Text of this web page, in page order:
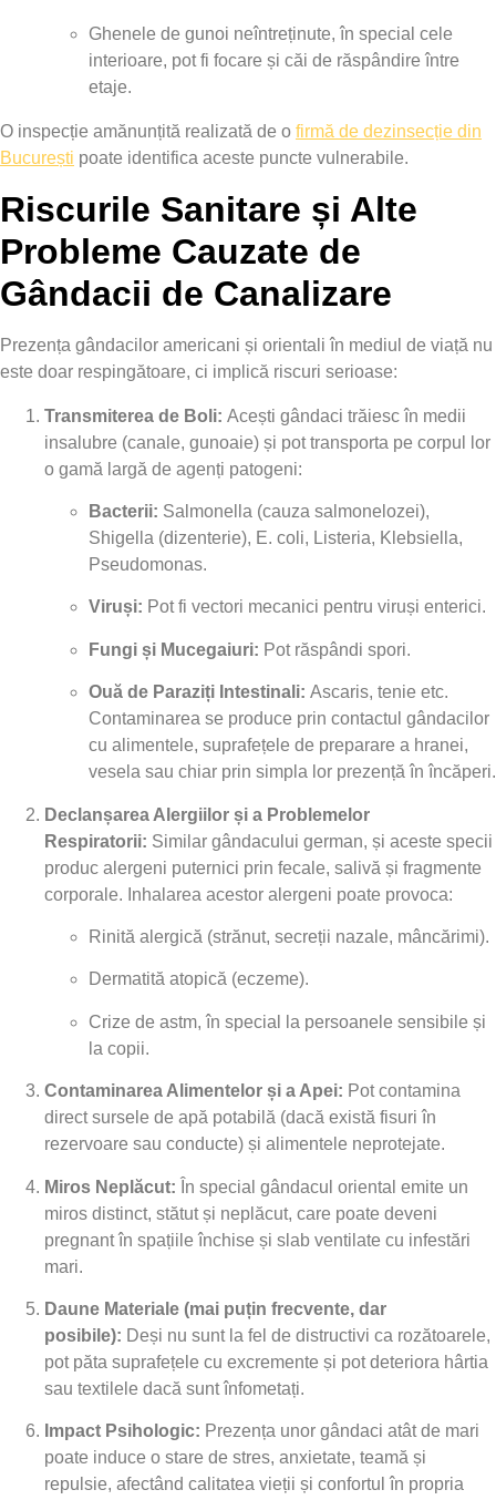
Ghenele de gunoi neîntreținute, în special cele
interioare, pot fi focare și căi de răspândire între
etaje.
O inspecție amănunțită realizată de o firmă de dezinsecție din
București poate identifica aceste puncte vulnerabile.
Riscurile Sanitare și Alte
Probleme Cauzate de
Gândacii de Canalizare
Prezența gândacilor americani și orientali în mediul de viață nu
este doar respingătoare, ci implică riscuri serioase:
Transmiterea de Boli: Acești gândaci trăiesc în medii
insalubre (canale, gunoaie) și pot transporta pe corpul lor
o gamă largă de agenți patogeni:
Bacterii: Salmonella (cauza salmonelozei),
Shigella (dizenterie), E. coli, Listeria, Klebsiella,
Pseudomonas.
Viruși: Pot fi vectori mecanici pentru viruși enterici.
Fungi și Mucegaiuri: Pot răspândi spori.
Ouă de Paraziți Intestinali: Ascaris, tenie etc.
Contaminarea se produce prin contactul gândacilor
cu alimentele, suprafețele de preparare a hranei,
vesela sau chiar prin simpla lor prezență în încăperi.
Declanșarea Alergiilor și a Problemelor
Respiratorii: Similar gândacului german, și aceste specii
produc alergeni puternici prin fecale, salivă și fragmente
corporale. Inhalarea acestor alergeni poate provoca:
Rinită alergică (strănut, secreții nazale, mâncărimi).
Dermatită atopică (eczeme).
Crize de astm, în special la persoanele sensibile și
la copii.
Contaminarea Alimentelor și a Apei: Pot contamina
direct sursele de apă potabilă (dacă există fisuri în
rezervoare sau conducte) și alimentele neprotejate.
Miros Neplăcut: În special gândacul oriental emite un
miros distinct, stătut și neplăcut, care poate deveni
pregnant în spațiile închise și slab ventilate cu infestări
mari.
Daune Materiale (mai puțin frecvente, dar
posibile): Deși nu sunt la fel de distructivi ca rozătoarele,
pot păta suprafețele cu excremente și pot deteriora hârtia
sau textilele dacă sunt înfometați.
Impact Psihologic: Prezența unor gândaci atât de mari
poate induce o stare de stres, anxietate, teamă și
repulsie, afectând calitatea vieții și confortul în propria